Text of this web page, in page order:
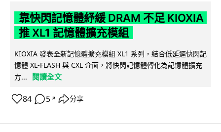
靠快閃記憶體紓緩 DRAM 不足 KIOXIA
推 XL1 記憶體擴充模組
KIOXIA 發表全新記憶體擴充模組 XL1 系列，結合低延遲快閃記
憶體 XL-FLASH 與 CXL 介面，將快閃記憶體轉化為記憶體擴充
方...
閱讀全文
84 5 ↗ 分享